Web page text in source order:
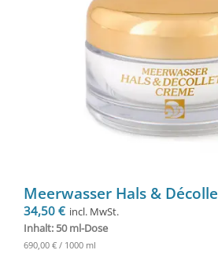
Meerwasser Hals &
34,50 € incl. MwSt.
Inhalt: 50 ml-Dose
690,00 € / 1000 ml